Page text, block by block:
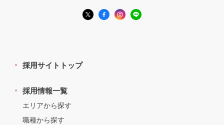
採用サイトトップ
採用情報一覧
エリアから探す
職種から探す